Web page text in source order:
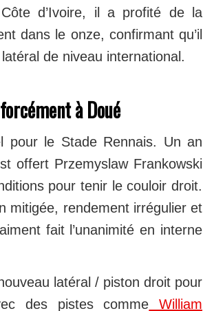
d’Ivoire, il a profité de la
dans le onze, confirmant qu’il
de niveau international.
à Doué
pour le Stade Rennais. Un an
offert Przemyslaw Frankowski
pour tenir le couloir droit.
mitigée, rendement irrégulier et
fait l’unanimité en interne
latéral / piston droit pour
des pistes comme William